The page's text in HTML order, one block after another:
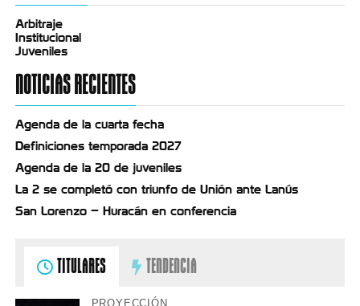
Arbitraje
Institucional
Juveniles
NOTICIAS RECIENTES
Agenda de la cuarta fecha
Definiciones temporada 2027
Agenda de la 20 de juveniles
La 2 se completó con triunfo de Unión ante Lanús
San Lorenzo – Huracán en conferencia
TITULARES TENDENCIA
PROYECCIÓN